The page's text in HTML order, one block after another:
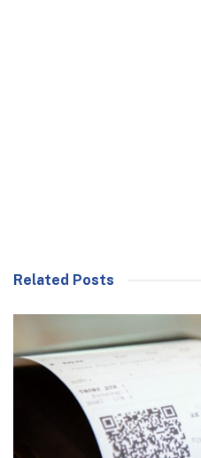
Related Posts